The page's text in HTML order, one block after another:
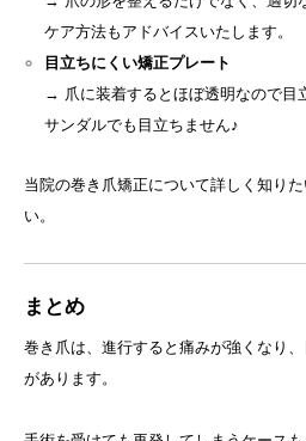
ケア方法もアドバイスいたします。
目立ちにくい矯正プレート
→ 爪に装着するとほぼ透明なので目
サンダルでも目立ちません♪
当院の巻き爪矯正について詳しく知りた
い。
まとめ
巻き爪は、進行すると痛みが強くなり
があります。